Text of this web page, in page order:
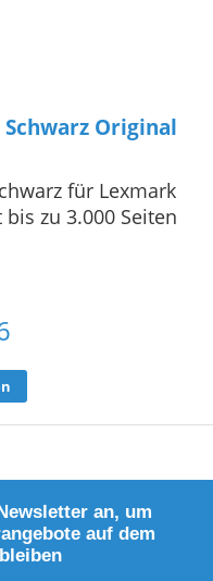
Original
für Lexmark
zu 3.000 Seiten
an, um
auf dem